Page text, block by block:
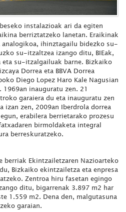
instalazioak ari da egiten
berriztatzeko lanetan. Eraikinak
analogikoa, ihinztagailu bidezko su-
su-itzaltzea izango ditu, BIEak,
eta su-itzalgailuak barne. Bizkaiko
Dorrea eta BBVA Dorrea
Diego Lopez Haro Kale Nagusian
inauguratu zen. 21
garaiera du eta inauguratu zen
izan zen, 2009an Iberdrola dorrea
erabilera berrietarako prozesu
birmoldaketa integral
berreskuratzeko.
berriak Ekintzailetzaren Nazioarteko
Bizkaiko ekintzailetza eta enpresa
Zentroa hiru fasetan egingo
ditu, bigarrenak 3.897 m2 har
1.559 m2. Dena den, malgutasuna
garaian.